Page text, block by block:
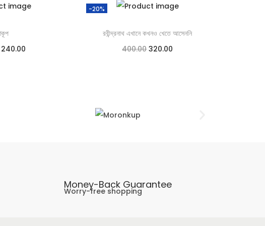
240.00
-20%
রবীন্দ্রনাথ এখানে কখনও খেতে আসেননি
400.00 320.00
Money-Back Guarantee
Worry-free shopping